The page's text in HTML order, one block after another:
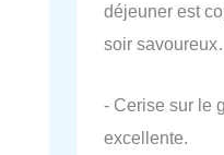
déjeuner est
soir
- Cerise sur le
excellente.